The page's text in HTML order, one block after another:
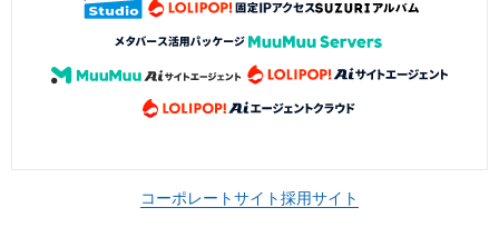
コーポレートサイト採用サイト